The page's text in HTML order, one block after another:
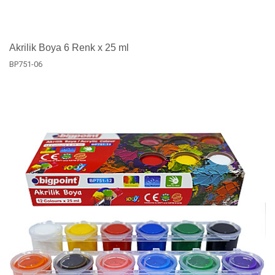
Akrilik Boya 6 Renk x 25 ml
BP751-06